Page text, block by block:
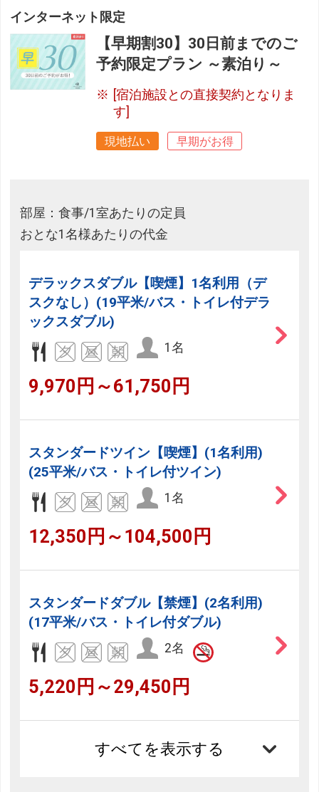
インターネット限定
【早期割30】30日前までのご
予約限定プラン ～素泊り～
[宿泊施設との直接契約となりま
す]
現地払い 早期がお得
部屋：食事/1室あたりの定員
おとな1名様あたりの代金
デラックスダブル【喫煙】1名利用（デ
スクなし）(19平米/バス・トイレ付デラ
ックスダブル)
1名
9,970円～61,750円
スタンダードツイン【喫煙】(1名利用)
(25平米/バス・トイレ付ツイン)
1名
12,350円～104,500円
スタンダードダブル【禁煙】(2名利用)
(17平米/バス・トイレ付ダブル)
2名
5,220円～29,450円
すべてを表示する